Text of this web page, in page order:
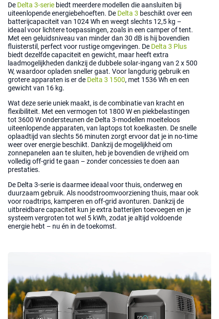
De Delta 3-serie biedt meerdere modellen die aansluiten bij
uiteenlopende energiebehoeften. De Delta 3 beschikt over een
batterijcapaciteit van 1024 Wh en weegt slechts 12,5 kg –
ideaal voor lichtere toepassingen, zoals in een camper of tent.
Met een geluidsniveau van minder dan 30 dB is hij bovendien
fluisterstil, perfect voor rustige omgevingen. De Delta 3 Plus
biedt dezelfde capaciteit en gewicht, maar heeft extra
laadmogelijkheden dankzij de dubbele solar-ingang van 2 x 500
W, waardoor opladen sneller gaat. Voor langdurig gebruik en
grotere apparaten is er de Delta 3 1500, met 1536 Wh en een
gewicht van 16 kg.
Wat deze serie uniek maakt, is de combinatie van kracht en
flexibiliteit. Met een vermogen tot 1800 W en piekbelastingen
tot 3600 W ondersteunen de Delta 3-modellen moeiteloos
uiteenlopende apparaten, van laptops tot koelkasten. De snelle
oplaadtijd van slechts 56 minuten zorgt ervoor dat je in no-time
weer over energie beschikt. Dankzij de mogelijkheid om
zonnepanelen aan te sluiten, heb je bovendien de vrijheid om
volledig off-grid te gaan – zonder concessies te doen aan
prestaties.
De Delta 3-serie is daarmee ideaal voor thuis, onderweg en
duurzaam gebruik. Als noodstroomvoorziening thuis, maar ook
voor roadtrips, kamperen en off-grid avonturen. Dankzij de
uitbreidbare capaciteit kun je extra batterijen toevoegen en je
systeem vergroten tot wel 5 kWh, zodat je altijd voldoende
energie hebt – nu én in de toekomst.